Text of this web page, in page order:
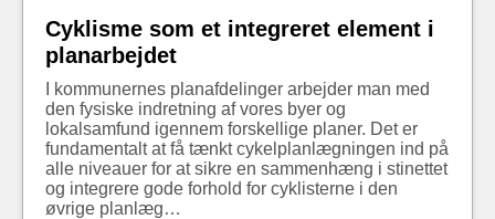
Cyklisme som et integreret element i
planarbejdet
I kommunernes planafdelinger arbejder man med
den fysiske indretning af vores byer og
lokalsamfund igennem forskellige planer. Det er
fundamentalt at få tænkt cykelplanlægningen ind på
alle niveauer for at sikre en sammenhæng i stinettet
og integrere gode forhold for cyklisterne i den
øvrige planlæg…